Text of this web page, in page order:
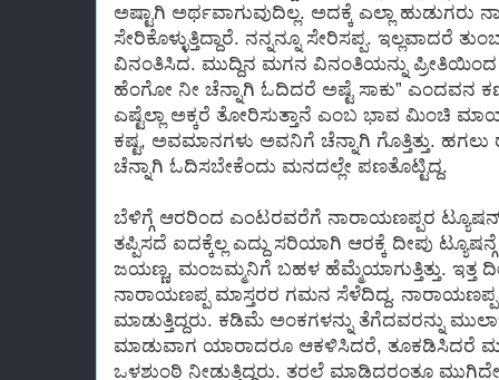
ಅಷ್ಟಾಗಿ ಅರ್ಥವಾಗುವುದಿಲ್ಲ. ಅದಕ್ಕೆ ಎಲ್ಲಾ ಹುಡುಗರು
ಸೇರಿಕೊಳ್ಳುತ್ತಿದ್ದಾರೆ. ನನ್ನನ್ನೂ ಸೇರಿಸಪ್ಪ. ಇಲ್ಲವಾದರೆ
ವಿನಂತಿಸಿದ. ಮುದ್ದಿನ ಮಗನ ವಿನಂತಿಯನ್ನು
ಹೆಂಗೋ ನೀ ಚೆನ್ನಾಗಿ ಓದಿದರೆ ಅಷ್ಟೆ ಸಾಕು” ಎಂದವನ
ಎಷ್ಟೆಲ್ಲಾ ಅಕ್ಕರೆ ತೋರಿಸುತ್ತಾನೆ ಎಂಬ ಭಾವ ಮಿಂಚಿ
ಕಷ್ಟ, ಅವಮಾನಗಳು ಅವನಿಗೆ ಚೆನ್ನಾಗಿ ಗೊತ್ತಿತ್ತು. ಹಗಲು
ಚೆನ್ನಾಗಿ ಓದಿಸಬೇಕೆಂದು ಮನದಲ್ಲೇ ಪಣತೊಟ್ಟಿದ್ದ.
ಬೆಳಿಗ್ಗೆ ಆರರಿಂದ ಎಂಟರವರೆಗೆ ನಾರಾಯಣಪ್ಪರ
ತಪ್ಪಿಸದೆ ಐದಕ್ಕೆಲ್ಲ ಎದ್ದು ಸರಿಯಾಗಿ ಆರಕ್ಕೆ ದೀಪು
ಜಯಣ್ಣ, ಮಂಜಮ್ಮನಿಗೆ ಬಹಳ ಹೆಮ್ಮೆಯಾಗುತ್ತಿತ್ತು. ಇತ್ತ
ನಾರಾಯಣಪ್ಪ ಮಾಸ್ತರರ ಗಮನ ಸೆಳೆದಿದ್ದ. ನಾರಾಯಣಪ್ಪ
ಮಾಡುತ್ತಿದ್ದರು. ಕಡಿಮೆ ಅಂಕಗಳನ್ನು ತೆಗೆದವರನ್ನು
ಮಾಡುವಾಗ ಯಾರಾದರೂ ಆಕಳಿಸಿದರೆ, ತೂಕಡಿಸಿದರೆ
ಒಳಶುಂಠಿ ನೀಡುತ್ತಿದ್ದರು. ತರಲೆ ಮಾಡಿದರಂತೂ